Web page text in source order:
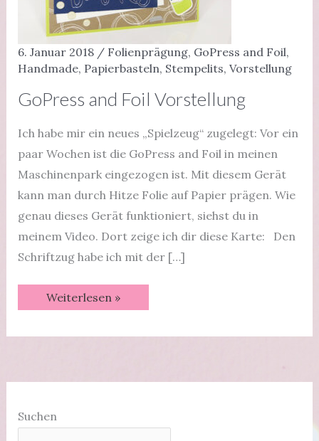
6. Januar 2018 / Folienprägung, GoPress and Foil,
Handmade, Papierbasteln, Stempelits, Vorstellung
GoPress and Foil Vorstellung
Ich habe mir ein neues „Spielzeug“ zugelegt: Vor ein
paar Wochen ist die GoPress and Foil in meinen
Maschinenpark eingezogen ist. Mit diesem Gerät
kann man durch Hitze Folie auf Papier prägen. Wie
genau dieses Gerät funktioniert, siehst du in
meinem Video. Dort zeige ich dir diese Karte: Den
Schriftzug habe ich mit der […]
GoPress
and
Weiterlesen »
Suchen